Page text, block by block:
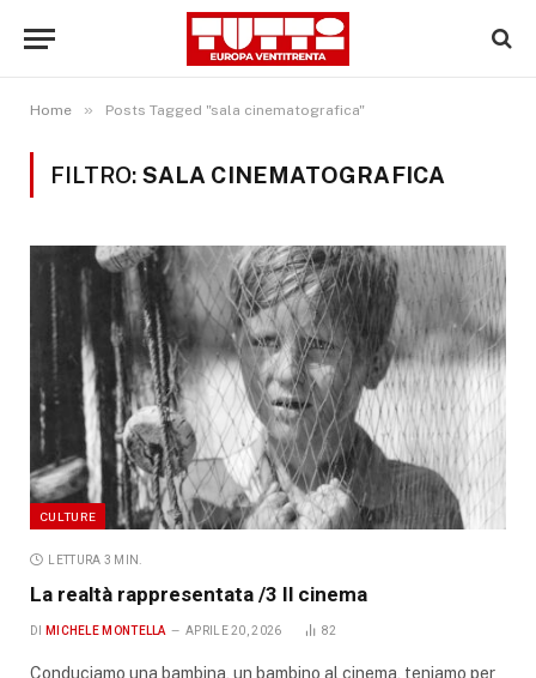
Home » Posts Tagged "sala cinematografica"
FILTRO: SALA CINEMATOGRAFICA
CULTURE
LETTURA 3 MIN.
La realtà rappresentata /3 Il cinema
DI MICHELE MONTELLA APRILE 20, 2026 82
Conduciamo una bambina, un bambino al cinema, teniamo per